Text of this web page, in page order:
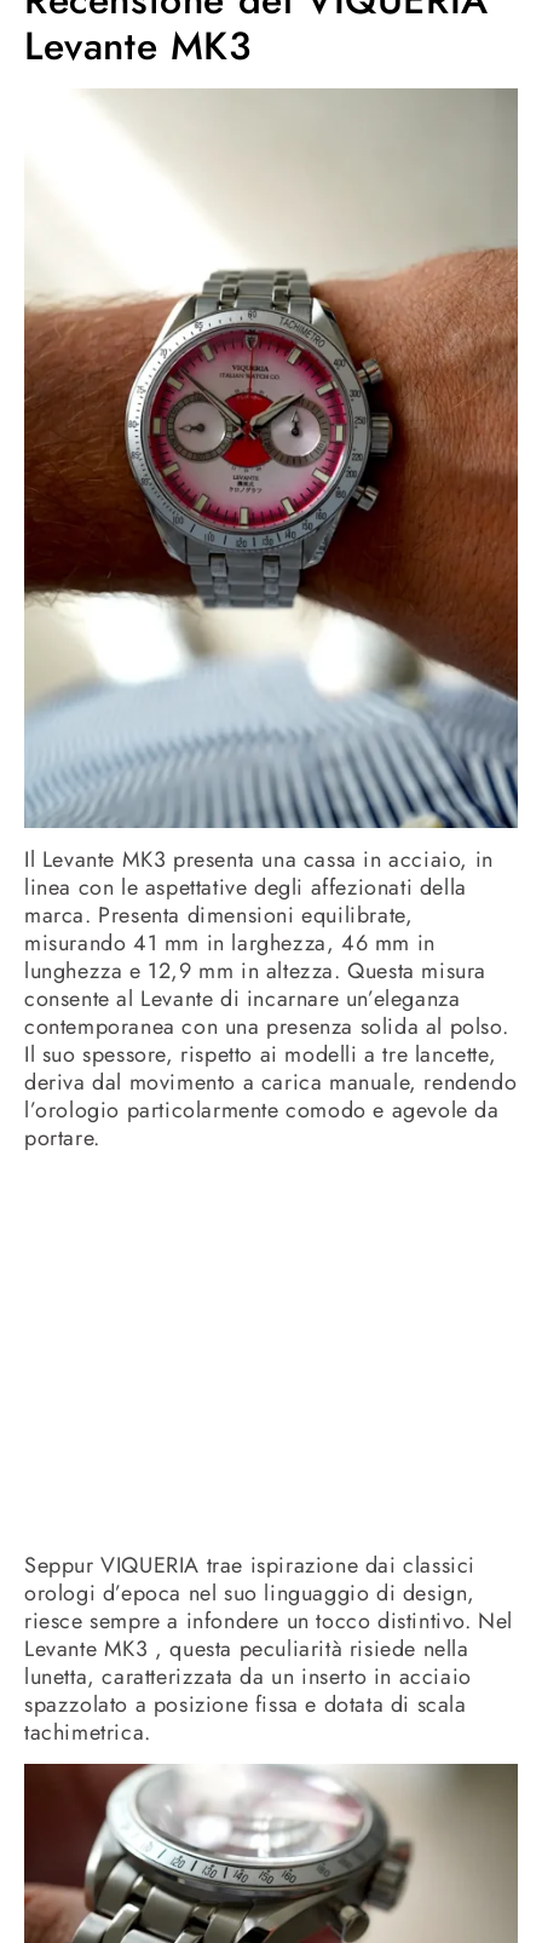
Levante MK3
Il Levante MK3 presenta una cassa in acciaio, in
linea con le aspettative degli affezionati della
marca. Presenta dimensioni equilibrate,
misurando 41 mm in larghezza, 46 mm in
lunghezza e 12,9 mm in altezza. Questa misura
consente al Levante di incarnare un’eleganza
contemporanea con una presenza solida al polso.
Il suo spessore, rispetto ai modelli a tre lancette,
deriva dal movimento a carica manuale, rendendo
l’orologio particolarmente comodo e agevole da
portare.
Seppur VIQUERIA trae ispirazione dai classici
orologi d’epoca nel suo linguaggio di design,
riesce sempre a infondere un tocco distintivo. Nel
Levante MK3 , questa peculiarità risiede nella
lunetta, caratterizzata da un inserto in acciaio
spazzolato a posizione fissa e dotata di scala
tachimetrica.